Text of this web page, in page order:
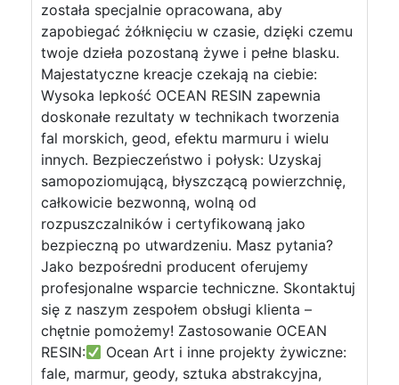
została specjalnie opracowana, aby
zapobiegać żółknięciu w czasie, dzięki czemu
twoje dzieła pozostaną żywe i pełne blasku.
Majestatyczne kreacje czekają na ciebie:
Wysoka lepkość OCEAN RESIN zapewnia
doskonałe rezultaty w technikach tworzenia
fal morskich, geod, efektu marmuru i wielu
innych. Bezpieczeństwo i połysk: Uzyskaj
samopoziomującą, błyszczącą powierzchnię,
całkowicie bezwonną, wolną od
rozpuszczalników i certyfikowaną jako
bezpieczną po utwardzeniu. Masz pytania?
Jako bezpośredni producent oferujemy
profesjonalne wsparcie techniczne. Skontaktuj
się z naszym zespołem obsługi klienta –
chętnie pomożemy! Zastosowanie OCEAN
RESIN:
Ocean Art i inne projekty żywiczne:
fale, marmur, geody, sztuka abstrakcyjna,